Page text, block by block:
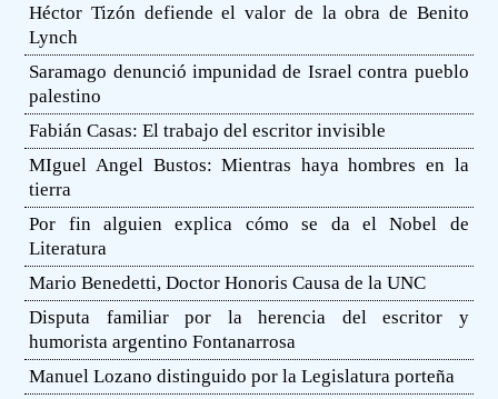
Héctor Tizón defiende el valor de la obra de Benito
Lynch
Saramago denunció impunidad de Israel contra pueblo
palestino
Fabián Casas: El trabajo del escritor invisible
MIguel Angel Bustos: Mientras haya hombres en la
tierra
Por fin alguien explica cómo se da el Nobel de
Literatura
Mario Benedetti, Doctor Honoris Causa de la UNC
Disputa familiar por la herencia del escritor y
humorista argentino Fontanarrosa
Manuel Lozano distinguido por la Legislatura porteña